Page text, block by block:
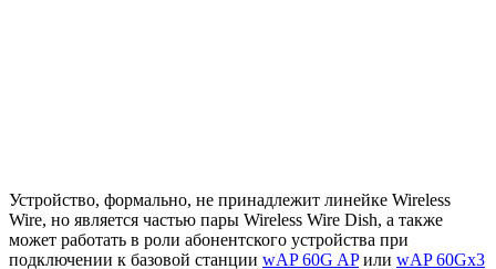
Устройство, формально, не принадлежит линейке Wireless
Wire, но является частью пары Wireless Wire Dish, а также
может работать в роли абонентского устройства при
подключении к базовой станции wAP 60G APили wAP 60Gx3